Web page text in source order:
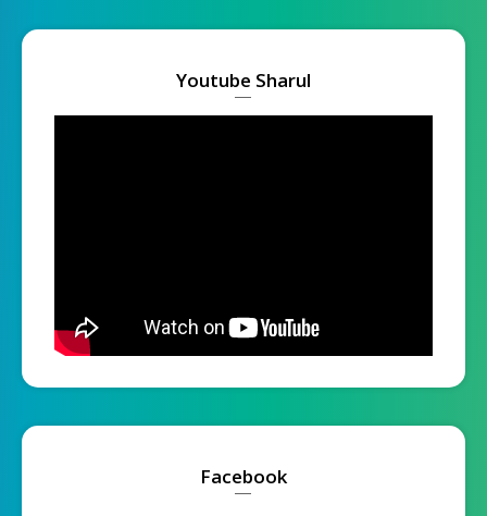
Youtube Sharul
Facebook